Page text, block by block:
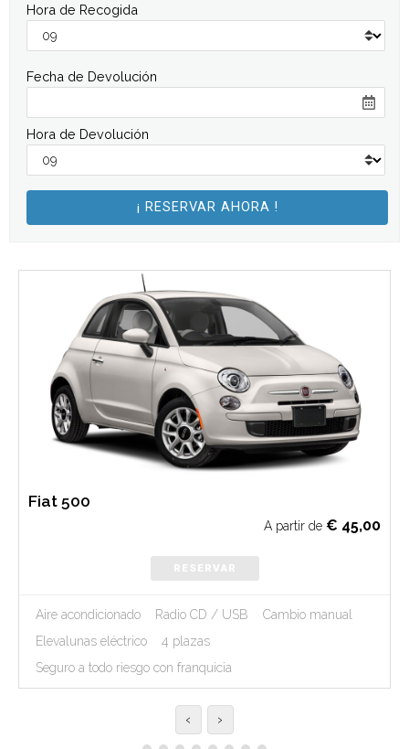
Hora de Recogida
Fecha de Devolución
Hora de Devolución
Fiat 500
A partir de € 45,00
RESERVAR
Aire acondicionado Radio CD / USB
Cambio manual
Elevalunas eléctrico
4 plazas
Seguro a todo riesgo con franquicia
‹ ›